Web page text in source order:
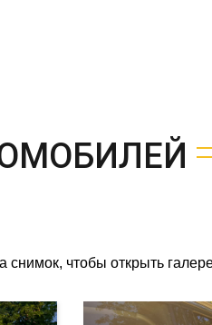
чтобы открыть